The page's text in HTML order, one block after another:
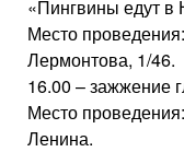
«Пингвины едут в
Место
Лермонтова, 1/46.
16.00 – зажжение
Место
Ленина.